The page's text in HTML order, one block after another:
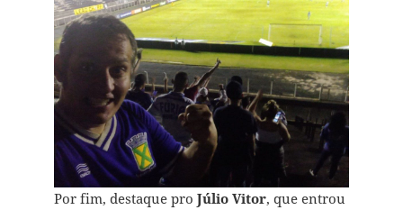
Por fim, destaque pro Júlio Vitor, que entrou